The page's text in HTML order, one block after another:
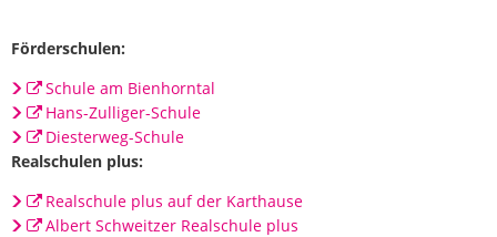
Förderschulen:
Schule am Bienhorntal
Hans-Zulliger-Schule
Diesterweg-Schule
Realschulen plus:
Realschule plus auf der Karthause
Albert Schweitzer Realschule plus